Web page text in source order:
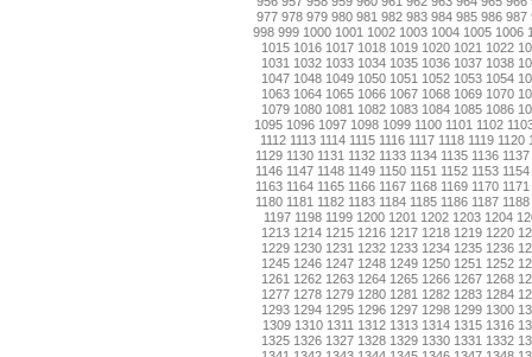
977 978 979 980 981 982 983 984 985 986 987
998 999 1000 1001 1002 1003 1004 1005 1006
1015 1016 1017 1018 1019 1020 1021 1022
1031 1032 1033 1034 1035 1036 1037 1038
1047 1048 1049 1050 1051 1052 1053 1054
1063 1064 1065 1066 1067 1068 1069 1070
1079 1080 1081 1082 1083 1084 1085 1086
1095 1096 1097 1098 1099 1100 1101 1102
1112 1113 1114 1115 1116 1117 1118 1119 1120
1129 1130 1131 1132 1133 1134 1135 1136 1137
1146 1147 1148 1149 1150 1151 1152 1153 1154
1163 1164 1165 1166 1167 1168 1169 1170 1171
1180 1181 1182 1183 1184 1185 1186 1187 1188
1197 1198 1199 1200 1201 1202 1203 1204
1213 1214 1215 1216 1217 1218 1219 1220
1229 1230 1231 1232 1233 1234 1235 1236
1245 1246 1247 1248 1249 1250 1251 1252
1261 1262 1263 1264 1265 1266 1267 1268
1277 1278 1279 1280 1281 1282 1283 1284
1293 1294 1295 1296 1297 1298 1299 1300
1309 1310 1311 1312 1313 1314 1315 1316
1325 1326 1327 1328 1329 1330 1331 1332